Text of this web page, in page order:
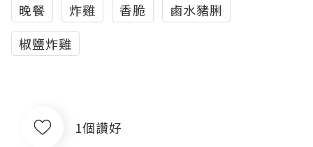
晚餐
炸雞 香脆
鹵水豬脷
椒鹽炸雞
1個讚好